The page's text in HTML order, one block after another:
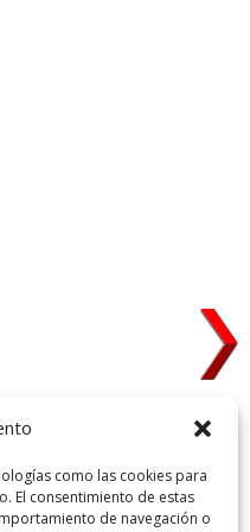
como las cookies para
El consentimiento de estas
de navegación o